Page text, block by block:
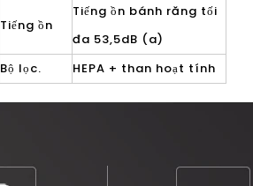
Tiếng ồn
Tiếng ồn bánh răng tối
đa 53,5dB (a)
Bộ lọc. HEPA + than hoạt tính